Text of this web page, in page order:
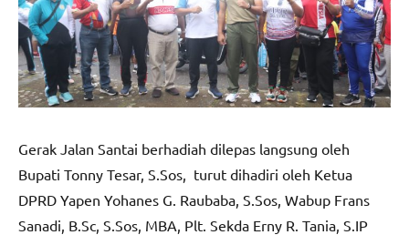
Gerak Jalan Santai berhadiah dilepas langsung oleh
Bupati Tonny Tesar, S.Sos, turut dihadiri oleh Ketua
DPRD Yapen Yohanes G. Raubaba, S.Sos, Wabup Frans
Sanadi, B.Sc, S.Sos, MBA, Plt. Sekda Erny R. Tania, S.IP